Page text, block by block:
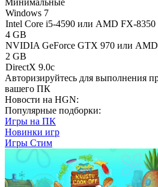
Минимальные
Windows 7
Intel Core i5-4590 или AMD FX-8350
4 GB
NVIDIA GeForce GTX 970 или AMD
2 GB
DirectX 9.0c
Авторизируйтесь для выполнения
вашего ПК
Новости на HGN:
Популярные подборки:
Игры на ПК
Новинки игр
Игры Стим